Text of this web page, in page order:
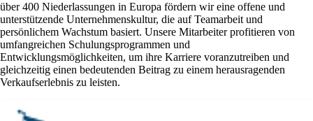
über 400 Niederlassungen in Europa fördern wir eine offene und
unterstützende Unternehmenskultur, die auf Teamarbeit und
persönlichem Wachstum basiert. Unsere Mitarbeiter profitieren von
umfangreichen Schulungsprogrammen und
Entwicklungsmöglichkeiten, um ihre Karriere voranzutreiben und
gleichzeitig einen bedeutenden Beitrag zu einem herausragenden
Verkaufserlebnis zu leisten.